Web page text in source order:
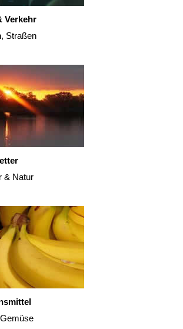
Verkehr
Straßen
& Natur